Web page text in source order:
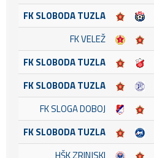
FK SLOBODA TUZLA
FK VELEŽ
FK SLOBODA TUZLA
FK SLOBODA TUZLA
FK SLOGA DOBOJ
FK SLOBODA TUZLA